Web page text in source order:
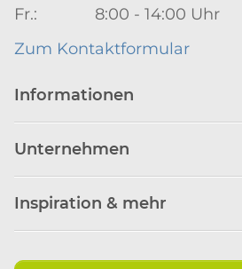
Fr.: 8:00 - 14:00 Uhr
Zum Kontaktformular
Informationen
Unternehmen
Inspiration & mehr